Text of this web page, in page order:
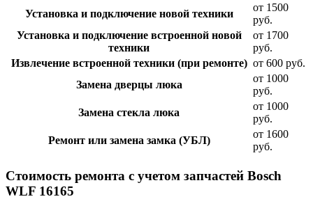
Установка и подключение новой техники
от 1500
руб.
Установка и подключение встроенной новой
техники
от 1700
руб.
Извлечение встроенной техники (при ремонте) от 600 руб.
Замена дверцы люка
от 1000
руб.
Замена стекла люка
от 1000
руб.
Ремонт или замена замка (УБЛ)
от 1600
руб.
Стоимость ремонта с учетом запчастей Bosch
WLF 16165